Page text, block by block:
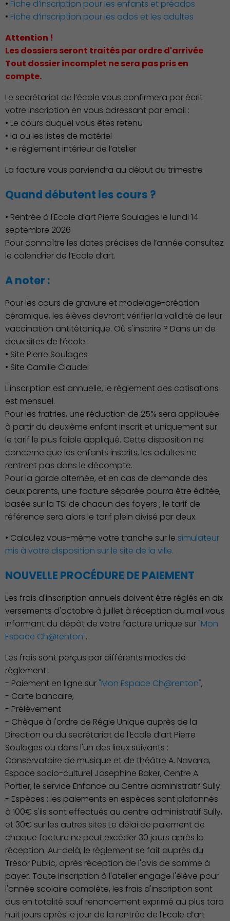
Environnement cadre de
vie
Culture
Économie Commerce
Publication des actes
• Fiche d’inscription pour les enfants et préados
• Fiche d’inscription pour les ados et les adultes
Attention !
Les dossiers seront traités par ordre d'arrivée
Tout dossier incomplet ne sera pas pris en
compte.
Le secrétariat de l’école vous confirmera par écrit
votre inscription en vous adressant par email :
• Le cours auquel vous êtes retenu
• la ou les listes de matériel
• le règlement intérieur de l’atelier
La facture vous parviendra au début du trimestre
Quand débutent les cours ?
• Rentrée à l'Ecole d’art Pierre Soulages le lundi 14
septembre 2026
Pour connaître les dates précises de l’année consultez
le calendrier de l’Ecole d’art.
A noter :
Pour les cours de gravure et modelage-création
céramique, les élèves devront vérifier la validité de leur
vaccination antitétanique. Où s'inscrire ? Dans un de
deux sites de l’école :
• Site Pierre Soulages
• Site Camille Claudel
L'inscription est annuelle, le règlement des cotisations
est mensuel.
Pour les fratries, une réduction de 25% sera appliquée
à partir du deuxième enfant inscrit et uniquement sur
le tarif le plus faible appliqué. Cette disposition ne
concerne que les enfants inscrits, les adultes ne
rentrent pas dans le décompte.
Pour la garde alternée, et en cas de demande des
deux parents, une facture séparée pourra être éditée,
basée sur la TSI de chacun des foyers ; le tarif de
référence sera alors le tarif plein divisé par deux.
• Calculez vous-même votre tranche sur le simulateur
mis à votre disposition sur le site de la ville.
NOUVELLE PROCÉDURE DE PAIEMENT
Les frais d'inscription annuels doivent être réglés en dix
versements d'octobre à juillet à réception du mail vous
informant du dépôt de votre facture unique sur "Mon
Espace Ch@renton".
Les frais sont perçus par différents modes de
règlement :
- Paiement en ligne sur "Mon Espace Ch@renton",
- Carte bancaire,
- Prélèvement
- Chèque à l'ordre de Régie Unique auprès de la
Direction ou du secrétariat de l'Ecole d’art Pierre
Soulages ou dans l'un des lieux suivants :
Conservatoire de musique et de théâtre A. Navarra,
Espace socio-culturel Josephine Baker, Centre A.
Portier, le service Enfance au Centre administratif Sully.
- Espèces : les paiements en espèces sont plafonnés
à 100€ s'ils sont effectués au centre administratif Sully,
et 30€ sur les autres sites Le délai de paiement de
chaque facture ne peut excéder 30 jours après la
réception. Au-delà, le règlement se fait auprès du
Trésor Public, après réception de l'avis de somme à
payer. Toute inscription à l'atelier engage l'élève pour
l'année scolaire complète, les frais d'inscription sont
dus en totalité sauf renoncement exprimé au plus tard
huit jours après le jour de la rentrée de l'Ecole d’art